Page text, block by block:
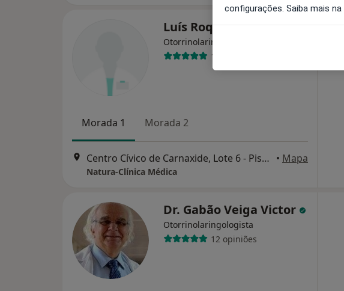
Luís Roque Reis
Otorrinolaringologista
10 opiniões
Morada 1 Morada 2
Centro Cívico de Carnaxide, Lote 6 - Piso 1-Loja 7, Carnaxide • Mapa
Natura-Clínica Médica
Dr. Gabão Veiga Victor
Otorrinolaringologista
12 opiniões
configurações. Saiba mais na